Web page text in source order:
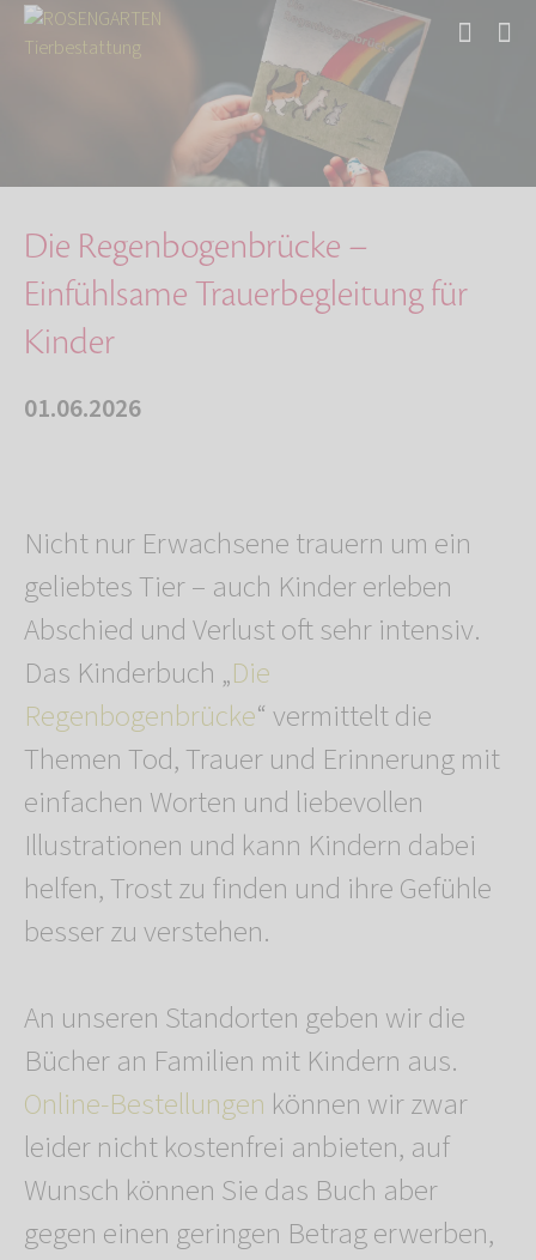
Aktuelles
Die Regenbogenbrücke – Einfühlsame Trauerbegl…
Die Regenbogenbrücke –
Einfühlsame Trauerbegleitung für
Kinder
01.06.2026
Nicht nur Erwachsene trauern um ein
geliebtes Tier – auch Kinder erleben
Abschied und Verlust oft sehr intensiv.
Das Kinderbuch „Die
Regenbogenbrücke“ vermittelt die
Themen Tod, Trauer und Erinnerung mit
einfachen Worten und liebevollen
Illustrationen und kann Kindern dabei
helfen, Trost zu finden und ihre Gefühle
besser zu verstehen.
An unseren Standorten geben wir die
Bücher an Familien mit Kindern aus.
Online-Bestellungen können wir zwar
leider nicht kostenfrei anbieten, auf
Wunsch können Sie das Buch aber
gegen einen geringen Betrag erwerben,